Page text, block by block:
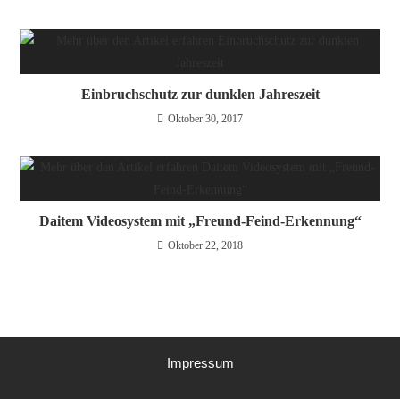
Einbruchschutz zur dunklen Jahreszeit
Oktober 30, 2017
Daitem Videosystem mit „Freund-Feind-Erkennung“
Oktober 22, 2018
Impressum